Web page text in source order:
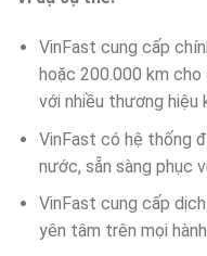
VinFast cung cấp
hoặc 200.000 km
với nhiều thương
VinFast có hệ thống
nước, sẵn sàng phục
VinFast cung cấp
yên tâm trên mọi